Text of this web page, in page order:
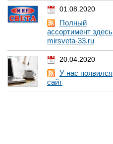
01.08.2020
Полный
ассортимент здесь
mirsveta-33.ru
20.04.2020
У нас появился
сайт